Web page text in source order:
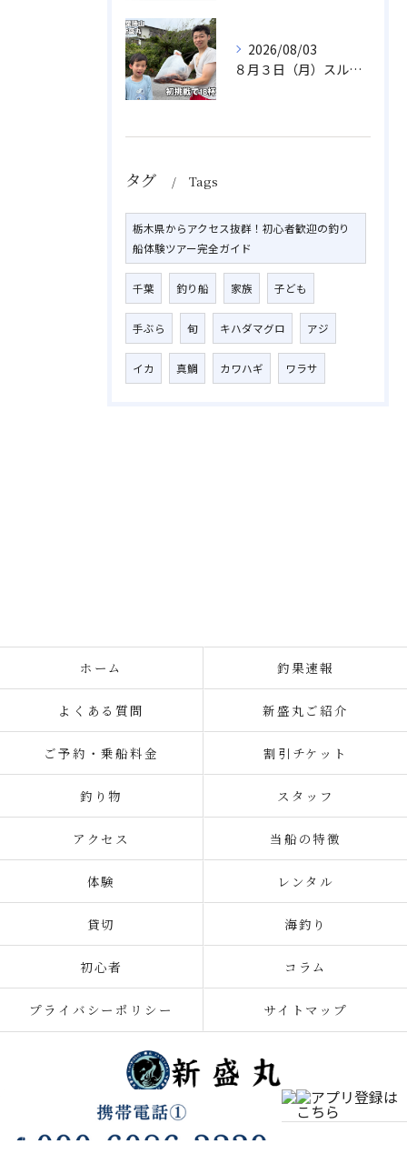
2026/08/03
８月３日（月）スルメイカ
タグ Tags
栃木県からアクセス抜群！初心者歓迎の釣り
船体験ツアー完全ガイド
千葉 釣り船 家族 子ども
手ぶら 旬 キハダマグロ アジ
イカ 真鯛 カワハギ ワラサ
ホーム 釣果速報
よくある質問 新盛丸ご紹介
ご予約・乗船料金 割引チケット
釣り物 スタッフ
アクセス 当船の特徴
体験 レンタル
貸切 海釣り
初心者 コラム
プライバシーポリシー サイトマップ
© 2026 千葉の釣り船なら新盛丸 ALL RIGHTS RESERVED.